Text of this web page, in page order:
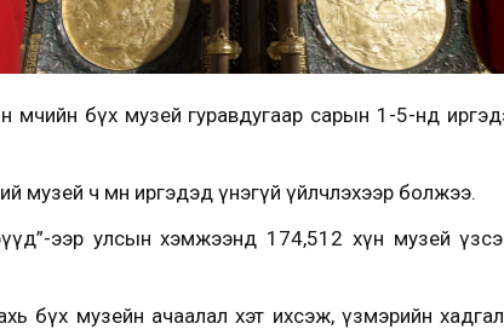
бүх музей гуравдугаар сарын 1-5-нд
музей ч мөн иргэдэд үнэгүй үйлчлэхээр болжээ.
ээр улсын хэмжээнд 174,512 хүн музей
бүх музейн ачаалал хэт ихсэж, үзмэрийн